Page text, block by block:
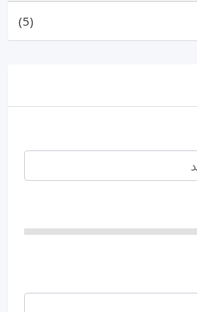
(5)